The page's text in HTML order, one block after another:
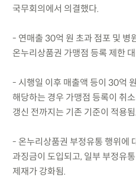
국무회의에서 의결했다.
- 연매출 30억 원 초과 점포 및 병
온누리상품권 가맹점 등록 제한
- 시행일 이후 매출액 등이 30억
해당하는 경우 가맹점 등록이 취
갱신 전까지는 기존 기준이 적용됨.
- 온누리상품권 부정유통 행위에
과징금이 도입되고, 일부 부정유
제재가 강화됨.